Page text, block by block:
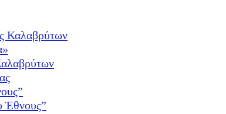
Καλαβρύτων
Έθνους”